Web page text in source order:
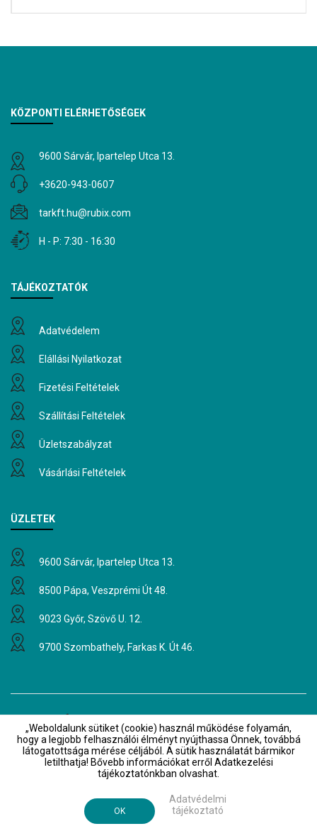
„Weboldalunk sütiket (cookie) használ működése folyamán,
hogy a legjobb felhasználói élményt nyújthassa Önnek, továbbá
látogatottsága mérése céljából. A sütik használatát bármikor
letilthatja! Bővebb információkat erről Adatkezelési
tájékoztatónkban olvashat.
OK
Adatvédelmi
tájékoztató
KÖZPONTI ELÉRHETŐSÉGEK
9600 Sárvár, Ipartelep Utca 13.
+3620-943-0607
tarkft.hu@rubix.com
H - P: 7:30 - 16:30
TÁJÉKOZTATÓK
Adatvédelem
Elállási Nyilatkozat
Fizetési Feltételek
Szállítási Feltételek
Üzletszabályzat
Vásárlási Feltételek
ÜZLETEK
9600 Sárvár, Ipartelep Utca 13.
8500 Pápa, Veszprémi Út 48.
9023 Győr, Szövő U. 12.
9700 Szombathely, Farkas K. Út 46.
Hírlevél
Értesüljön elsőként akcióinkról és
híreinkről!